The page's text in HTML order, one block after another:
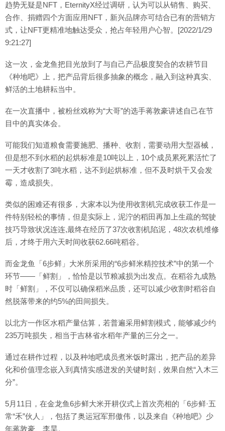
趋势无疑是NFT，EternityX经过调研，认为可以从销售、购买、
合作、捐赠四个方面应用NFT，新兴品牌亦可结合已有的营销方
式，让NFT更精准地触达受众，抢占年轻用户心智。[2022/1/29
9:21:27]
这一次，金龙鱼把目光放到了与自己产品极度契合的农耕节目
《种地吧》上，把产品背后很多抽象的概念，融入到这种真实、
鲜活的土地耕耘当中。
在一次直播中，被粉丝戏称为“大哥”的选手蒋敦豪讲述自己在节
目中的真实体会。
可能我们知道粮食需要施肥、播种、收割，需要动用大型器械，
但是想不到水稻的起烘标准是10吨以上，10个成员累死累活忙了
一天才收割了3吨水稻，达不到起烘标准，但不及时烘干又会发
霉，造成损失。
类似的困难还有很多，大家本以为使用收割机完成收获工作是一
件特别轻松的事情，但是实际上，泥泞的稻田再加上生疏的驾驶
技巧导致状况连连,最终在经历了37次收割机陷泥，48次农机维修
后，才终于用六天时间收获62.66吨稻谷。
而金龙鱼「6步鲜」大米所采用的“6步鲜米精控技术”中的第一个
环节——「鲜割」，恰恰是以节粮减损为出发点。在稻谷九成熟
时「鲜割」，不仅可以确保稻米品质，还可以减少收割时稻谷自
然脱落带来的约5%的田间损失。
以北方一作区水稻产量估算，若普遍采用鲜割模式，能够减少约
235万吨损失，相当于吉林省水稻年产量的三分之一。
通过在耕作过程，以及种地吧成员煮米饭时露出，把产品的差异
化和价值理念嵌入到真情实感迸发的关键时刻，效果自然“入木三
分”。
5月11日，在金龙鱼6步鲜大米开耕仪式上首次亮相的「6步鲜·五
常“禾”伙人」，包括了奥运冠军邢傲伟，以及来自《种地吧》少
年蒋敦豪、李昊。